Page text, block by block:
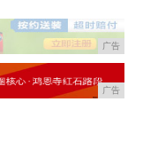
广告
广告